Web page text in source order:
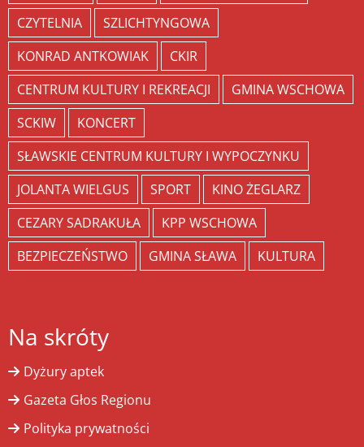
CZYTELNIA
SZLICHTYNGOWA
KONRAD ANTKOWIAK
CKIR
CENTRUM KULTURY I REKREACJI
GMINA WSCHOWA
SCKIW
KONCERT
SŁAWSKIE CENTRUM KULTURY I WYPOCZYNKU
JOLANTA WIELGUS
SPORT
KINO ŻEGLARZ
CEZARY SADRAKUŁA
KPP WSCHOWA
BEZPIECZEŃSTWO
GMINA SŁAWA KULTURA
Na skróty
Dyżury aptek
Gazeta Głos Regionu
Polityka prywatności